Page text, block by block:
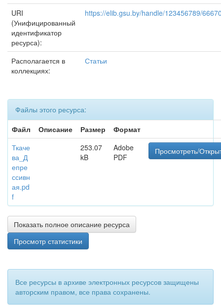
URI
(Унифицированный
идентификатор
ресурса):
https://elib.gsu.by/handle/123456789/
Располагается в
коллекциях:
Статьи
Файлы этого ресурса:
Файл
Описание Размер
Формат
Ткаче
ва_Д
епре
ссивн
ая.pd
f
253.07
kB
Adobe
PDF
Просмотреть/
Показать полное описание ресурса
Просмотр статистики
Все ресурсы в архиве электронных ресурсов защищены
авторским правом, все права сохранены.